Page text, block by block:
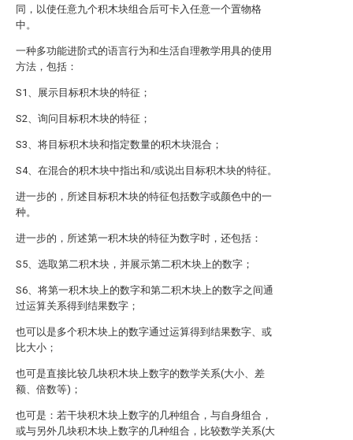
同，以使任意九个积木块组合后可卡入任意一个置物格
中。
一种多功能进阶式的语言行为和生活自理教学用具的使用
方法，包括：
S1、展示目标积木块的特征；
S2、询问目标积木块的特征；
S3、将目标积木块和指定数量的积木块混合；
S4、在混合的积木块中指出和/或说出目标积木块的特征。
进一步的，所述目标积木块的特征包括数字或颜色中的一
种。
进一步的，所述第一积木块的特征为数字时，还包括：
S5、选取第二积木块，并展示第二积木块上的数字；
S6、将第一积木块上的数字和第二积木块上的数字之间通
过运算关系得到结果数字；
也可以是多个积木块上的数字通过运算得到结果数字、或
比大小；
也可是直接比较几块积木块上数字的数学关系(大小、差
额、倍数等)；
也可是：若干块积木块上数字的几种组合，与自身组合，
或与另外几块积木块上数字的几种组合，比较数学关系(大